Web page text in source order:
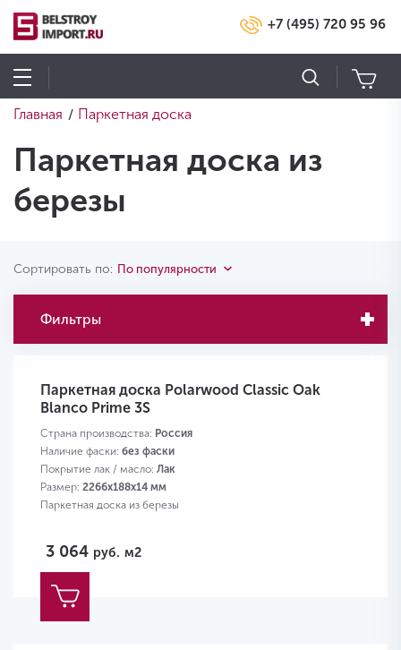
+7 (495) 720 95 96
Главная / Паркетная доска
Паркетная доска из
березы
Сортировать по: По популярности
Фильтры
Паркетная доска Polarwood Classic Oak
Blanco Prime 3S
Страна производства: Россия
Наличие фаски: без фаски
Покрытие лак / масло: Лак
Размер: 2266х188х14 мм
Паркетная доска из березы
3 064 руб. м2